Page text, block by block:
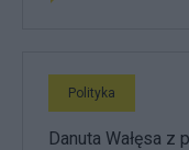
Polityka
Danuta Wałęsa